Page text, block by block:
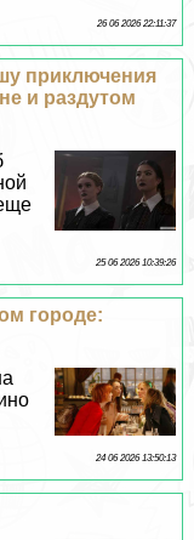
26 06 2026 22:11:37
приключения
и раздутом
25 06 2026 10:39:26
городе:
24 06 2026 13:50:13